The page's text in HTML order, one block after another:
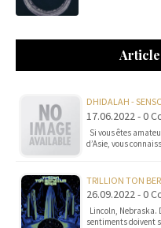
DHIDALAH -
17.06.2022 - 0
Si vous êtes
d’Asie, vous
TRILLION TON
26.09.2022 - 0
Lincoln, Nebraska.
sentiments doivent